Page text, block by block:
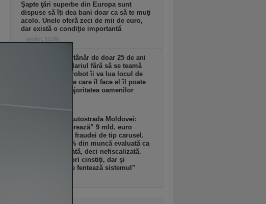
Şapte ţări superbe din Europa sunt
dispuse să îţi dea bani doar ca să te muţi
acolo. Unele oferă zeci de mii de euro,
dar există o condiţie importantă
astăzi, 12:00
Cum a reuşit un tânăr de doar 25 de ani
să îşi tripleze salariul fără să se teamă
niciodată că un robot îi va lua locul de
muncă. Lucrul pe care îl face el îl poate
învăţa şi face majoritatea oamenilor
Mai mult decât Autostrada Moldovei:
România „sângerează” 9 mld. euro
anual. din cauza fraudei de tip carusel.
„Avem peste 20% din muncă evaluată ca
muncă nedeclarată, deci nefiscalizată.
Avem antreprenori cinstiţi, dar şi
antreprenori care fentează sistemul”